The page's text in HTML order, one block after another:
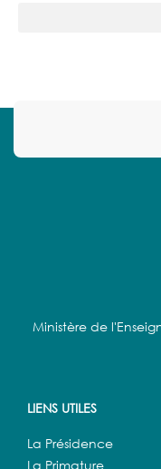
Ministère de
LIENS UTILES
La Présidence
La Primature